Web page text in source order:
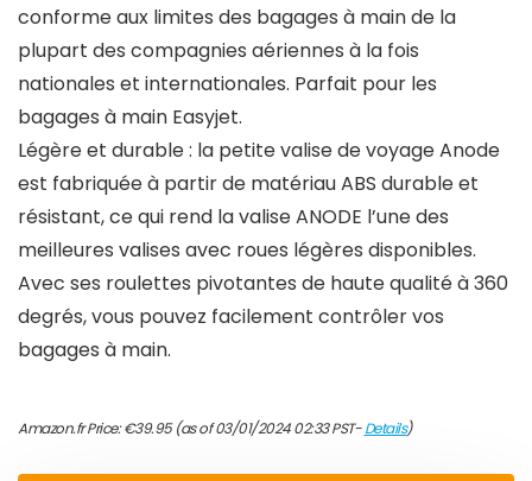
conforme aux limites des bagages à main de la
plupart des compagnies aériennes à la fois
nationales et internationales. Parfait pour les
bagages à main Easyjet.
Légère et durable : la petite valise de voyage Anode
est fabriquée à partir de matériau ABS durable et
résistant, ce qui rend la valise ANODE l’une des
meilleures valises avec roues légères disponibles.
Avec ses roulettes pivotantes de haute qualité à 360
degrés, vous pouvez facilement contrôler vos
bagages à main.
Amazon.fr Price:€39.95(as of 03/01/2024 02:33 PST-Details)